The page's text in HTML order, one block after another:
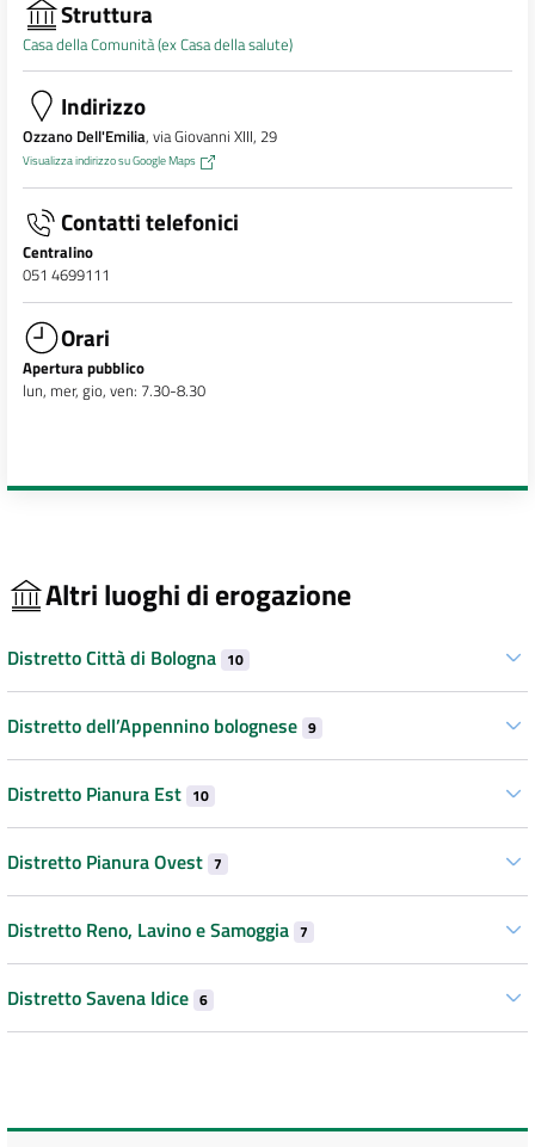
Struttura
Casa della Comunità (ex Casa della salute)
Indirizzo
Ozzano Dell'Emilia, via Giovanni XIII, 29
Visualizza indirizzo su Google Maps
Contatti telefonici
Centralino
051 4699111
Orari
Apertura pubblico
lun, mer, gio, ven: 7.30-8.30
Altri luoghi di erogazione
Distretto Città di Bologna 10
Distretto dell’Appennino bolognese 9
Distretto Pianura Est 10
Distretto Pianura Ovest 7
Distretto Reno, Lavino e Samoggia 7
Distretto Savena Idice 6